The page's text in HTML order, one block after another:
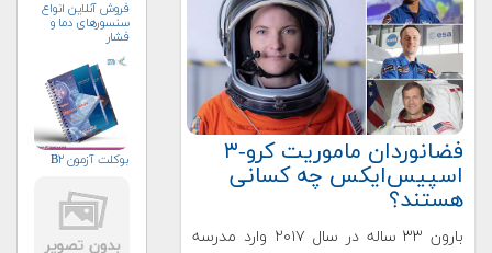
فضانوردان ماموریت کرو-۳
اسپیس‌ایکس چه کسانی
هستند؟
بارون ۳۳ ساله در سال ۲۰۱۷ وارد مدرسه
فروش آنلاین انواع
سنسورهای دما و
فشار
بوکلت آزمون B۲